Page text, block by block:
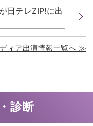
り革広告に掲載
ィア出演情報一覧へ ≫